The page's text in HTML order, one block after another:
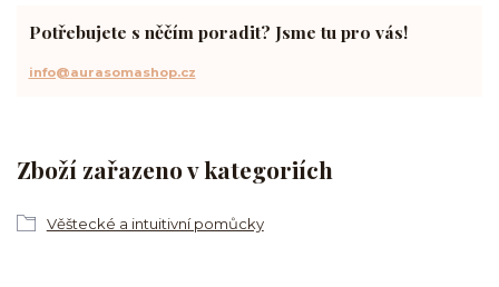
Zboží zařazeno v kategoriích
Věštecké a intuitivní pomůcky
Potřebujete s něčím poradit? Jsme tu pro vás!
info@aurasomashop.cz